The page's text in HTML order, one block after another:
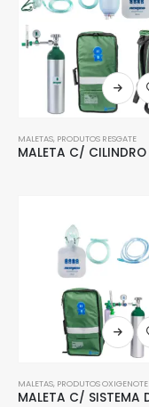
MALETAS, PRODUTOS RESGATE
MALETAS, PRODUTOS